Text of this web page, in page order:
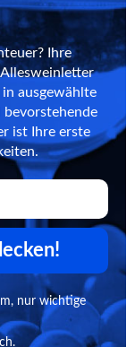
Ihre
ausgewählte
ist Ihre erste
nur wichtige